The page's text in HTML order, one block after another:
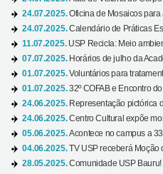
24.07.2025.Oficina de Mosaicos
24.07.2025.Calendário de Práticas
11.07.2025. USP Recicla: Meio
07.07.2025. Horários de julho da
01.07.2025.Voluntários para
01.07.2025.32º COFAB e Encontro
24.06.2025. Representação pictórica
24.06.2025.Centro Cultural expõe
05.06.2025.Acontece no campus a
04.06.2025.TV USP receberá Moção
28.05.2025.Comunidade USP Bauru!